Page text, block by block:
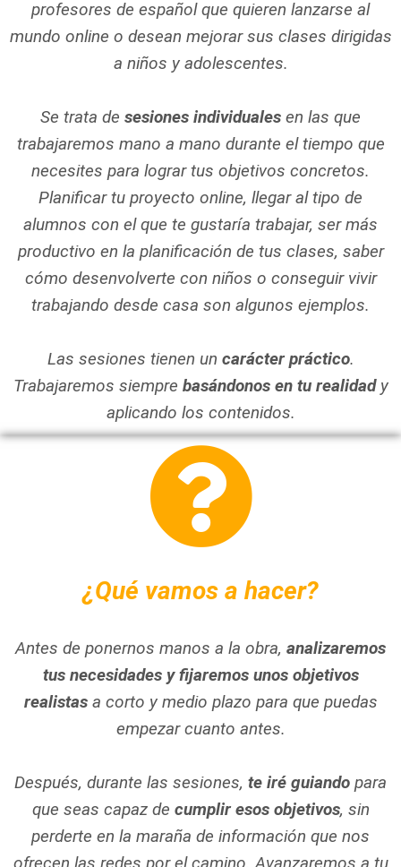
profesores de español que quieren lanzarse al
mundo online o desean mejorar sus clases dirigidas
a niños y adolescentes.
Se trata de sesiones individuales en las que
trabajaremos mano a mano durante el tiempo que
necesites para lograr tus objetivos concretos.
Planificar tu proyecto online, llegar al tipo de
alumnos con el que te gustaría trabajar, ser más
productivo en la planificación de tus clases, saber
cómo desenvolverte con niños o conseguir vivir
trabajando desde casa son algunos ejemplos.
Las sesiones tienen un carácter práctico.
Trabajaremos siempre basándonos en tu realidady
aplicando los contenidos.
¿Qué vamos a hacer?
Antes de ponernos manos a la obra, analizaremos
tus necesidades y fijaremos unos objetivos
realistasa corto y medio plazo para que puedas
empezar cuanto antes.
Después, durante las sesiones, te iré guiando para
que seas capaz de cumplir esos objetivos, sin
perderte en la maraña de información que nos